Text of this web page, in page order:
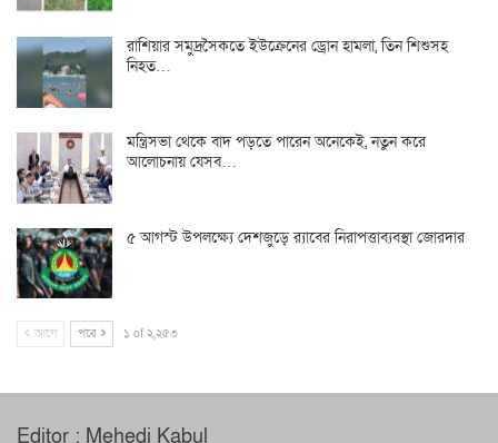
রাশিয়ার সমুদ্রসৈকতে ইউক্রেনের ড্রোন হামলা, তিন শিশুসহ
নিহত…
মন্ত্রিসভা থেকে বাদ পড়তে পারেন অনেকেই, নতুন করে
আলোচনায় যেসব…
৫ আগস্ট উপলক্ষ্যে দেশজুড়ে র‌্যাবের নিরাপত্তাব্যবস্থা জোরদার
আগে পরে ১ of ২,২৫৩
Editor : Mehedi Kabul